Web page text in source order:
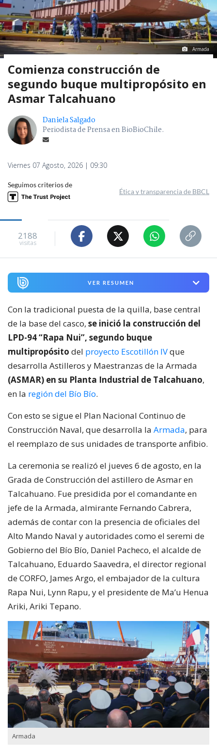
Armada
Comienza construcción de
segundo buque multipropósito en
Asmar Talcahuano
Daniela Salgado
Periodista de Prensa en BioBioChile.
Viernes 07 Agosto, 2026 | 09:30
Seguimos criterios de
Ética y transparencia de BBCL
2188
visitas
VER RESUMEN
Con la tradicional puesta de la quilla, base central
de la base del casco, se inició la construcción del
LPD-94 “Rapa Nui”, segundo buque
multipropósito del proyecto Escotillón IVque
desarrolla Astilleros y Maestranzas de la Armada
(ASMAR) en su Planta Industrial de Talcahuano,
en la región del Bío Bío.
Con esto se sigue el Plan Nacional Continuo de
Construcción Naval, que desarrolla la Armada, para
el reemplazo de sus unidades de transporte anfibio.
La ceremonia se realizó el jueves 6 de agosto, en la
Grada de Construcción del astillero de Asmar en
Talcahuano. Fue presidida por el comandante en
jefe de la Armada, almirante Fernando Cabrera,
además de contar con la presencia de oficiales del
Alto Mando Naval y autoridades como el seremi de
Gobierno del Bío Bío, Daniel Pacheco, el alcalde de
Talcahuano, Eduardo Saavedra, el director regional
de CORFO, James Argo, el embajador de la cultura
Rapa Nui, Lynn Rapu, y el presidente de Ma’u Henua
Ariki, Ariki Tepano.
Armada